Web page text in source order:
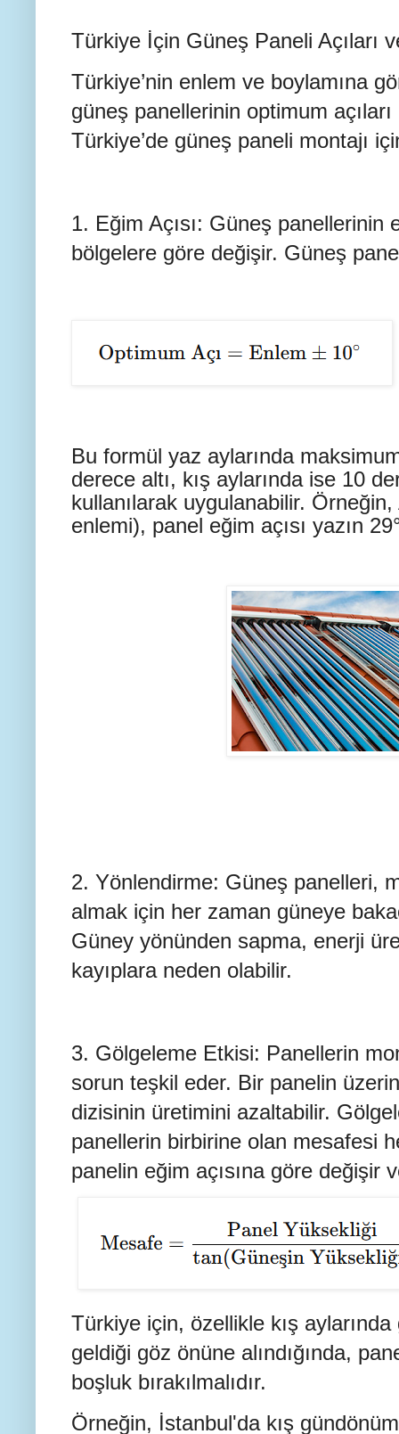
Türkiye İçin Güneş Paneli Açıları
Türkiye’nin enlem ve boylamına
güneş panellerinin optimum
Türkiye’de güneş paneli montajı
1. Eğim Açısı: Güneş panellerinin
bölgelere göre değişir. Güneş
Bu formül yaz aylarında
derece altı, kış aylarında ise 10
kullanılarak uygulanabilir.
enlemi), panel eğim açısı yazın
2. Yönlendirme: Güneş panelleri,
almak için her zaman güneye
Güney yönünden sapma, enerji
kayıplara neden olabilir.
3. Gölgeleme Etkisi: Panellerin
sorun teşkil eder. Bir panelin
dizisinin üretimini azaltabilir.
panellerin birbirine olan mesafesi
panelin eğim açısına göre değişir
Türkiye için, özellikle kış
geldiği göz önüne alındığında,
boşluk bırakılmalıdır.
Örneğin, İstanbul'da kış